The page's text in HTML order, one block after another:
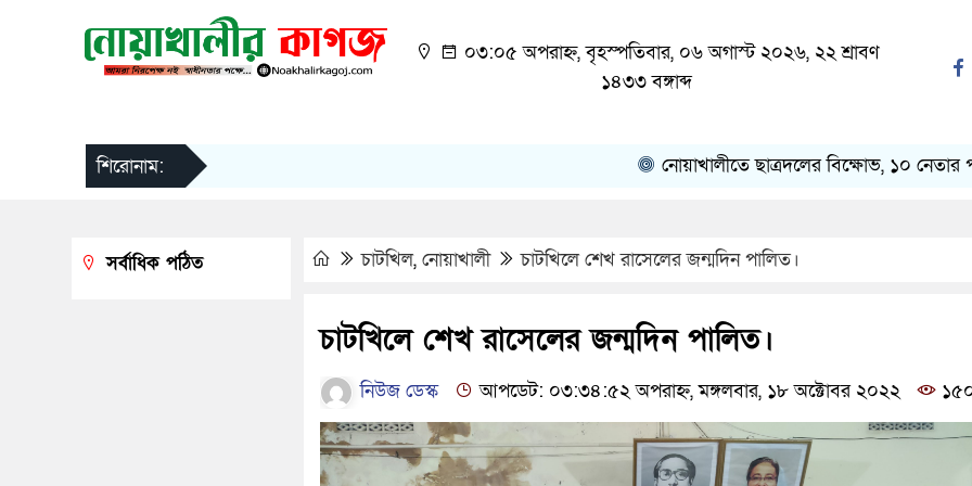
০৩:০৫ অপরাহ্ন, বৃহস্পতিবার, ০৬ অগাস্ট ২০২৬, ২২ শ্রাবণ
১৪৩৩ বঙ্গাব্দ
শিরোনাম: নোয়াখালীতে ছাত্রদলের বিক্ষোভ, ১০ নেতার পদত্যাগ
চাটখিল, নোয়াখালী চাটখিলে শেখ রাসেলের জন্মদিন পালিত।
চাটখিলে শেখ রাসেলের জন্মদিন পালিত।
নিউজ ডেস্ক আপডেট: ০৩:৩৪:৫২ অপরাহ্ন, মঙ্গলবার, ১৮ অক্টোবর ২০২২
সর্বাধিক পঠিত